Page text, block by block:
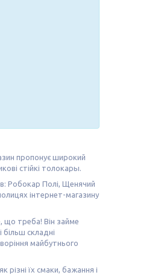
пропонує широкий
стійкі толокары.
Робокар Полі, Щенячий
інтернет-магазину
що треба! Він займе
складні
майбутнього
різні їх смаки, бажання і